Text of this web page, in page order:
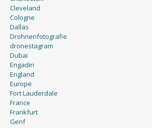
Cleveland
Cologne
Dallas
Drohnenfotografie
dronestagram
Dubai
Engadin
England
Europe
Fort Lauderdale
France
Frankfurt
Genf